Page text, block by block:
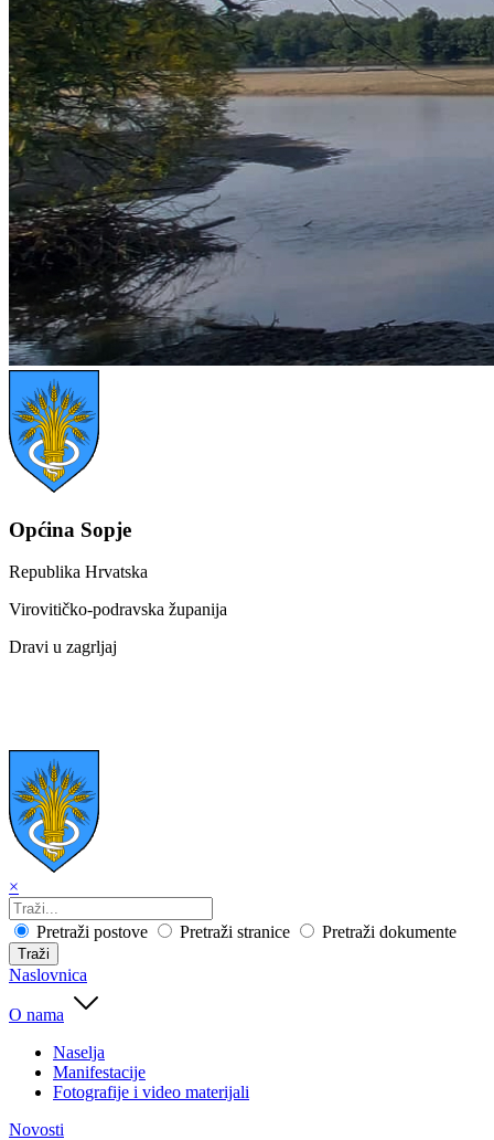
Općina Sopje
Republika Hrvatska
Virovitičko-podravska županija
Dravi u zagrljaj
×
Pretraži postove Pretraži stranice Pretraži dokumente
Traži
Naslovnica
O nama
Naselja
Manifestacije
Fotografije i video materijali
Novosti